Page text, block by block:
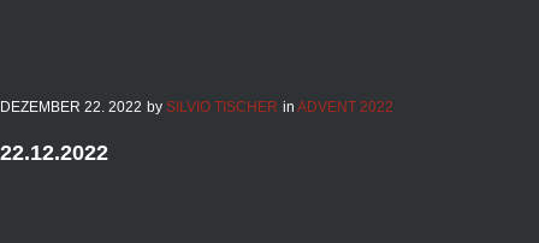
DEZEMBER 22. 2022 by SILVIO TISCHER in ADVENT 2022
22.12.2022